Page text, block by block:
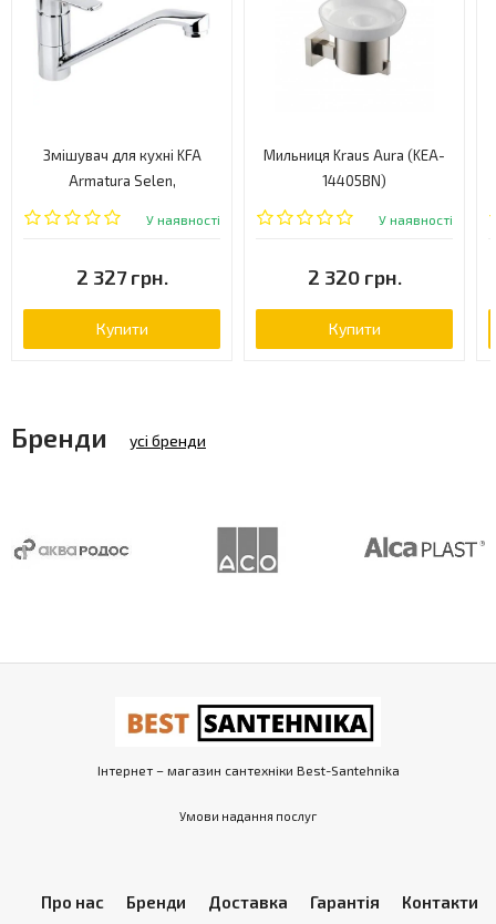
Змішувач для кухні KFA
Armatura Selen,
одноважільний, хром (413-
У наявності
2 327 грн.
Купити
Мильниця Kraus Aura (KEA-
14405BN)
У наявності
2 320 грн.
Купити
Бренди усі бренди
Інтернет – магазин сантехніки Best-Santehnika
Умови надання послуг
Про нас Бренди Доставка Гарантія Контакти